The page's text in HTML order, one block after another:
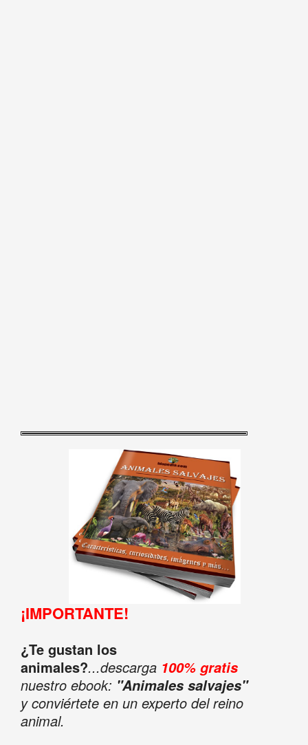
¡IMPORTANTE!
¿Te gustan los
animales?...descarga 100% gratis
nuestro ebook: "Animales salvajes"
y conviértete en un experto del reino
animal.